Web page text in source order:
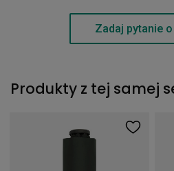
Zadaj pytanie
Produkty z tej samej